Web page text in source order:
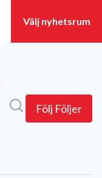
Följ Följer